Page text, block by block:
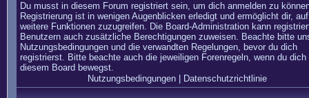
Du musst in diesem Forum registriert sein, um dich anmelden zu
Registrierung ist in wenigen Augenblicken erledigt und ermöglicht dir, auf
weitere Funktionen zuzugreifen. Die Board-Administration kann
Benutzern auch zusätzliche Berechtigungen zuweisen. Beachte bitte
Nutzungsbedingungen und die verwandten Regelungen, bevor du dich
registrierst. Bitte beachte auch die jeweiligen Forenregeln, wenn du dich
diesem Board bewegst.
Nutzungsbedingungen| Datenschutzrichtlinie